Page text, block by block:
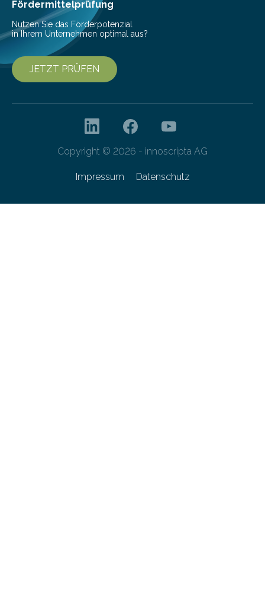
von 20…
Fördermittelprüfung
Nutzen Sie das Förderpotenzial
in Ihrem Unternehmen optimal aus?
JETZT PRÜFEN
Copyright © 2026 - innoscripta AG
Impressum Datenschutz